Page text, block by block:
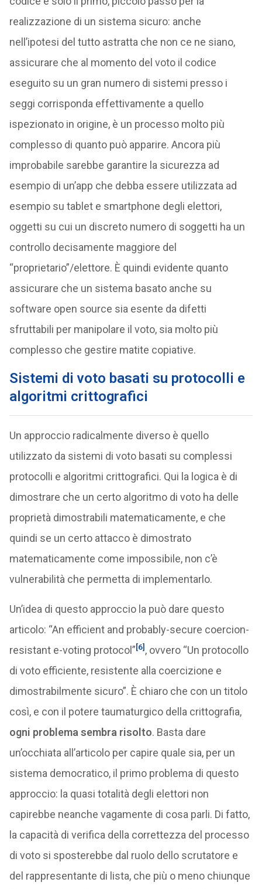
realizzazione di un sistema sicuro: anche
nell’ipotesi del tutto astratta che non ce ne siano,
assicurare che al momento del voto il codice
eseguito su un gran numero di sistemi presso i
seggi corrisponda effettivamente a quello
ispezionato in origine, è un processo molto più
complesso di quanto può apparire. Ancora più
improbabile sarebbe garantire la sicurezza ad
esempio di un’app che debba essere utilizzata ad
esempio su tablet e smartphone degli elettori,
oggetti su cui un discreto numero di soggetti ha un
controllo decisamente maggiore del
“proprietario”/elettore. È quindi evidente quanto
assicurare che un sistema basato anche su
software open source sia esente da difetti
sfruttabili per manipolare il voto, sia molto più
complesso che gestire matite copiative.
Sistemi di voto basati su protocolli e
algoritmi crittografici
Un approccio radicalmente diverso è quello
utilizzato da sistemi di voto basati su complessi
protocolli e algoritmi crittografici. Qui la logica è di
dimostrare che un certo algoritmo di voto ha delle
proprietà dimostrabili matematicamente, e che
quindi se un certo attacco è dimostrato
matematicamente come impossibile, non c’è
vulnerabilità che permetta di implementarlo.
Un’idea di questo approccio la può dare questo
articolo: “An efficient and probably-secure coercion-
resistant e-voting protocol”[6] , ovvero “Un protocollo
di voto efficiente, resistente alla coercizione e
dimostrabilmente sicuro”. È chiaro che con un titolo
così, e con il potere taumaturgico della crittografia,
ogni problema sembra risolto. Basta dare
un’occhiata all’articolo per capire quale sia, per un
sistema democratico, il primo problema di questo
approccio: la quasi totalità degli elettori non
capirebbe neanche vagamente di cosa parli. Di fatto,
la capacità di verifica della correttezza del processo
di voto si sposterebbe dal ruolo dello scrutatore e
del rappresentante di lista, che più o meno chiunque